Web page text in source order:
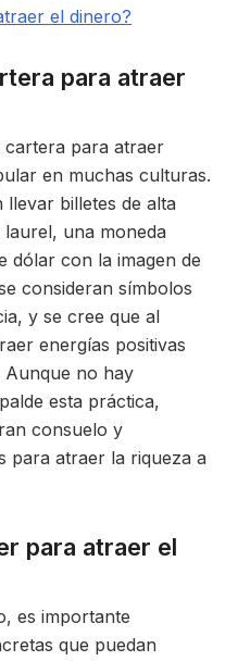
el dinero?
para atraer
cartera para atraer
en muchas culturas.
llevar billetes de alta
una moneda
dólar con la imagen de
consideran símbolos
y se cree que al
energías positivas
Aunque no hay
esta práctica,
consuelo y
para atraer la riqueza a
para atraer el
es importante
que puedan